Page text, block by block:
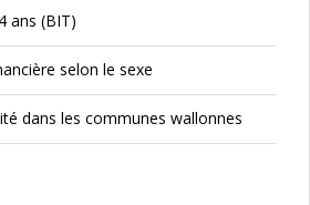
ans (BIT)
selon le sexe
dans les communes wallonnes